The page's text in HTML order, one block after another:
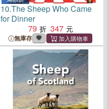
10.The Sheep Who Came
for Dinner
79
347
無庫存